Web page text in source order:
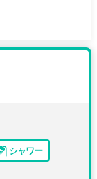
シャワー